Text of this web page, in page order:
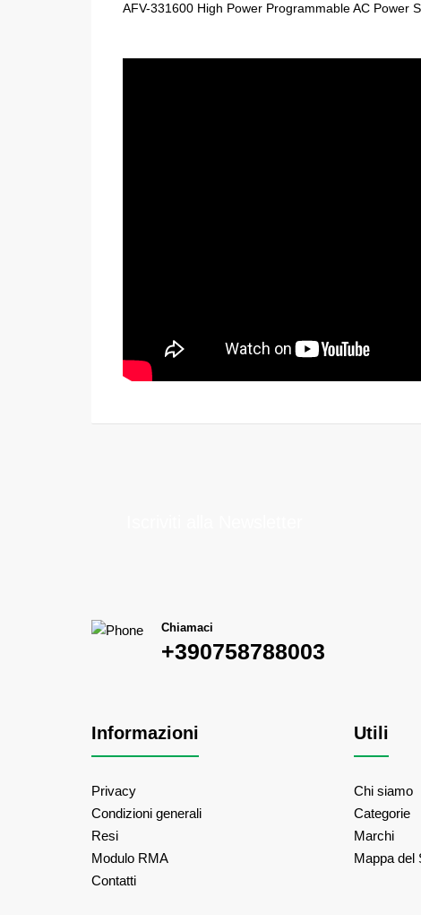
AFV-331600 High Power Programmable AC Power
Chiamaci
+390758788003
Informazioni
Privacy
Condizioni generali
Resi
Modulo RMA
Contatti
Utili
Chi siamo
Categorie
Marchi
Mappa del